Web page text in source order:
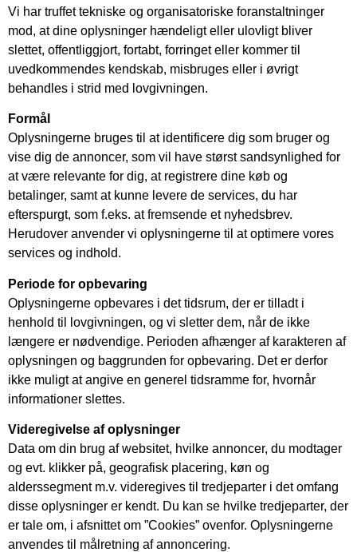
Vi har truffet tekniske og organisatoriske foranstaltninger
mod, at dine oplysninger hændeligt eller ulovligt bliver
slettet, offentliggjort, fortabt, forringet eller kommer til
uvedkommendes kendskab, misbruges eller i øvrigt
behandles i strid med lovgivningen.
Formål
Oplysningerne bruges til at identificere dig som bruger og
vise dig de annoncer, som vil have størst sandsynlighed for
at være relevante for dig, at registrere dine køb og
betalinger, samt at kunne levere de services, du har
efterspurgt, som f.eks. at fremsende et nyhedsbrev.
Herudover anvender vi oplysningerne til at optimere vores
services og indhold.
Periode for opbevaring
Oplysningerne opbevares i det tidsrum, der er tilladt i
henhold til lovgivningen, og vi sletter dem, når de ikke
længere er nødvendige. Perioden afhænger af karakteren af
oplysningen og baggrunden for opbevaring. Det er derfor
ikke muligt at angive en generel tidsramme for, hvornår
informationer slettes.
Videregivelse af oplysninger
Data om din brug af websitet, hvilke annoncer, du modtager
og evt. klikker på, geografisk placering, køn og
alderssegment m.v. videregives til tredjeparter i det omfang
disse oplysninger er kendt. Du kan se hvilke tredjeparter, der
er tale om, i afsnittet om ”Cookies” ovenfor. Oplysningerne
anvendes til målretning af annoncering.